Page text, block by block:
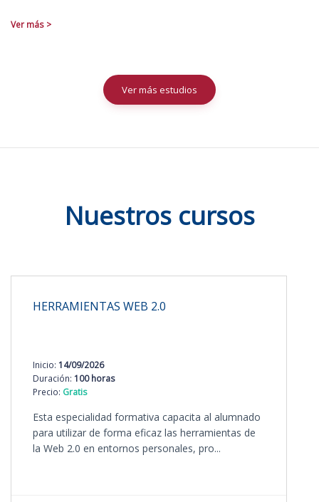
Ver más >
Ver más estudios
Nuestros cursos
HERRAMIENTAS WEB 2.0
Inicio: 14/09/2026
Duración: 100 horas
Precio: Gratis
Esta especialidad formativa capacita al alumnado
para utilizar de forma eficaz las herramientas de
la Web 2.0 en entornos personales, pro...